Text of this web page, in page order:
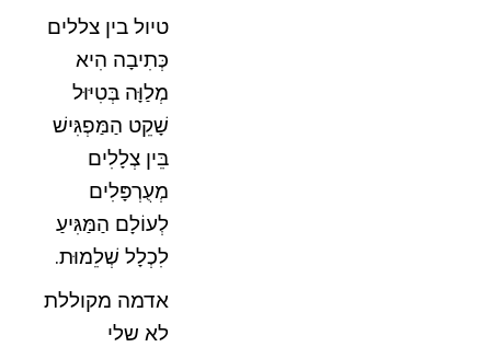
טיול בין צללים
כְּתִיבָה הִיא
מְלַוָּה בְּטִיּוּל
שָׁקֵט הַמַּפְגִּישׁ
בֵּין צְלָלִים
מְעֻרְפָּלִים
לְעוֹלָם הַמַּגִּיעַ
לִכְלָל שְׁלֵמוּת.
אדמה מקוללת
לא שלי